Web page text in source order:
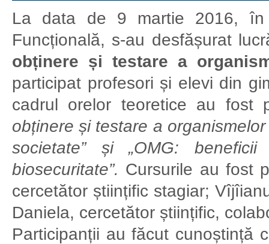
La data de 9 martie 2016, în
Funcțională, s-au desfășurat
obținere și testare a
participat profesori și elevi din
cadrul orelor teoretice au fost
obținere și testare a
societate” și „OMG:
biosecuritate”. Cursurile au fost
cercetător științific stagiar;
Daniela, cercetător științific,
Participanții au făcut cunoștință